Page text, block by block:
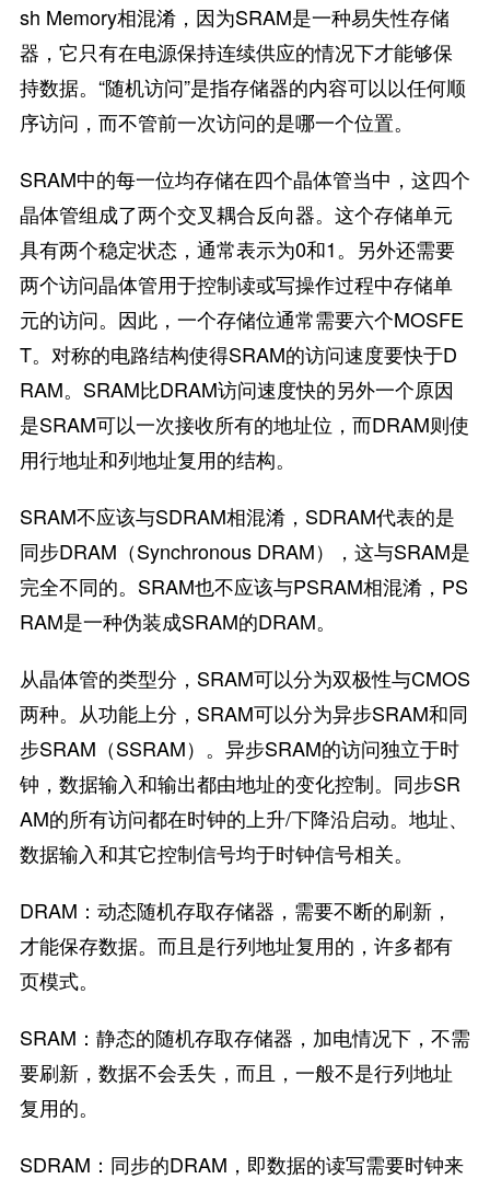
sh Memory相混淆，因为SRAM是一种易失性存储
器，它只有在电源保持连续供应的情况下才能够保
持数据。“随机访问”是指存储器的内容可以以任何顺
序访问，而不管前一次访问的是哪一个位置。
SRAM中的每一位均存储在四个晶体管当中，这四个
晶体管组成了两个交叉耦合反向器。这个存储单元
具有两个稳定状态，通常表示为0和1。另外还需要
两个访问晶体管用于控制读或写操作过程中存储单
元的访问。因此，一个存储位通常需要六个MOSFE
T。对称的电路结构使得SRAM的访问速度要快于D
RAM。SRAM比DRAM访问速度快的另外一个原因
是SRAM可以一次接收所有的地址位，而DRAM则使
用行地址和列地址复用的结构。
SRAM不应该与SDRAM相混淆，SDRAM代表的是
同步DRAM（Synchronous DRAM），这与SRAM是
完全不同的。SRAM也不应该与PSRAM相混淆，PS
RAM是一种伪装成SRAM的DRAM。
从晶体管的类型分，SRAM可以分为双极性与CMOS
两种。从功能上分，SRAM可以分为异步SRAM和同
步SRAM（SSRAM）。异步SRAM的访问独立于时
钟，数据输入和输出都由地址的变化控制。同步SR
AM的所有访问都在时钟的上升/下降沿启动。地址、
数据输入和其它控制信号均于时钟信号相关。
DRAM：动态随机存取存储器，需要不断的刷新，
才能保存数据。而且是行列地址复用的，许多都有
页模式。
SRAM：静态的随机存取存储器，加电情况下，不需
要刷新，数据不会丢失，而且，一般不是行列地址
复用的。
SDRAM：同步的DRAM，即数据的读写需要时钟来